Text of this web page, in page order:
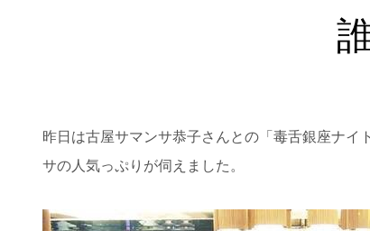
昨日は古屋サマンサ恭子さんとの「毒舌銀座ナ
サの人気っぷりが伺えました。